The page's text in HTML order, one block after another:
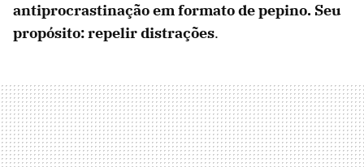
antiprocrastinação em formato de pepino. Seu
propósito: repelir distrações.